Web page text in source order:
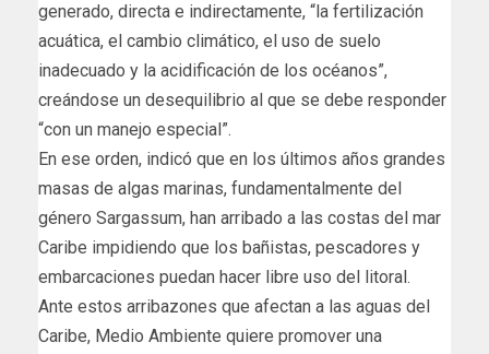
generado, directa e indirectamente, “la fertilización
acuática, el cambio climático, el uso de suelo
inadecuado y la acidificación de los océanos”,
creándose un desequilibrio al que se debe responder
“con un manejo especial”.
En ese orden, indicó que en los últimos años grandes
masas de algas marinas, fundamentalmente del
género Sargassum, han arribado a las costas del mar
Caribe impidiendo que los bañistas, pescadores y
embarcaciones puedan hacer libre uso del litoral.
Ante estos arribazones que afectan a las aguas del
Caribe, Medio Ambiente quiere promover una